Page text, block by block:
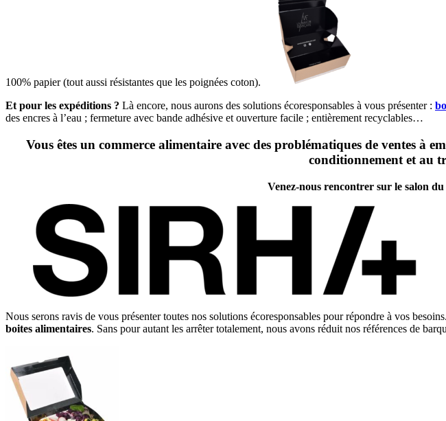
100% papier (tout aussi résistantes que les poignées coton).
Et pour les expéditions ? Là encore, nous aurons des solutions écoresponsables à vous présenter :
des encres à l’eau ; fermeture avec bande adhésive et ouverture facile ; entièrement recyclables…
Vous êtes un commerce alimentaire avec des problématiques de ventes à
conditionnement et au
Venez-nous rencontrer sur le salon du
Nous serons ravis de vous présenter toutes nos solutions écoresponsables pour répondre à vos
boites alimentaires. Sans pour autant les arrêter totalement, nous avons réduit nos références de